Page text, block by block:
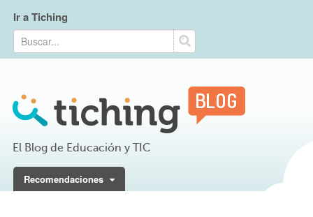
Ir a Tiching
El Blog de Educación y TIC
Recomendaciones